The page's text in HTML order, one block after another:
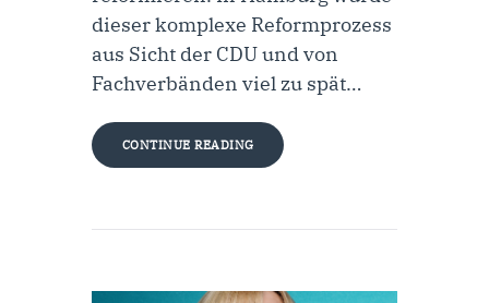
dieser komplexe Reformprozess
aus Sicht der CDU und von
Fachverbänden viel zu spät…
CONTINUE READING